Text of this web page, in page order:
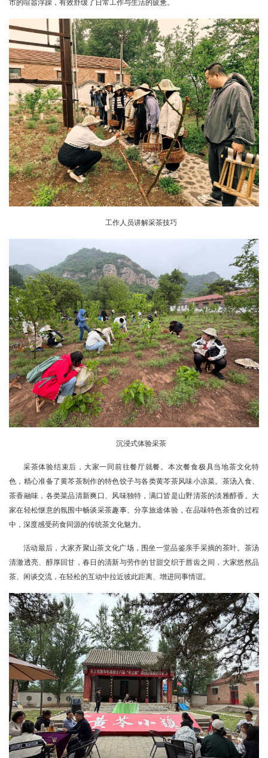
市的喧嚣浮躁，有效舒缓了日常工作与生活的疲惫。
工作人员讲解采茶技巧
沉浸式体验采茶
采茶体验结束后，大家一同前往餐厅就餐。本次餐食极具当地茶文化特
色，精心准备了黄芩茶制作的特色饺子与各类黄芩茶风味小凉菜。茶汤入食、
茶香融味，各类菜品清新爽口、风味独特，满口皆是山野清茶的淡雅醇香。大
家在轻松惬意的氛围中畅谈采茶趣事、分享旅途体验，在品味特色茶食的过程
中，深度感受药食同源的传统茶文化魅力。
活动最后，大家齐聚山茶文化广场，围坐一堂品鉴亲手采摘的茶叶。茶汤
清澈透亮、醇厚回甘，春日的清新与劳作的甘甜交织于唇齿之间，大家悠然品
茶、闲谈交流，在轻松的互动中拉近彼此距离、增进同事情谊。